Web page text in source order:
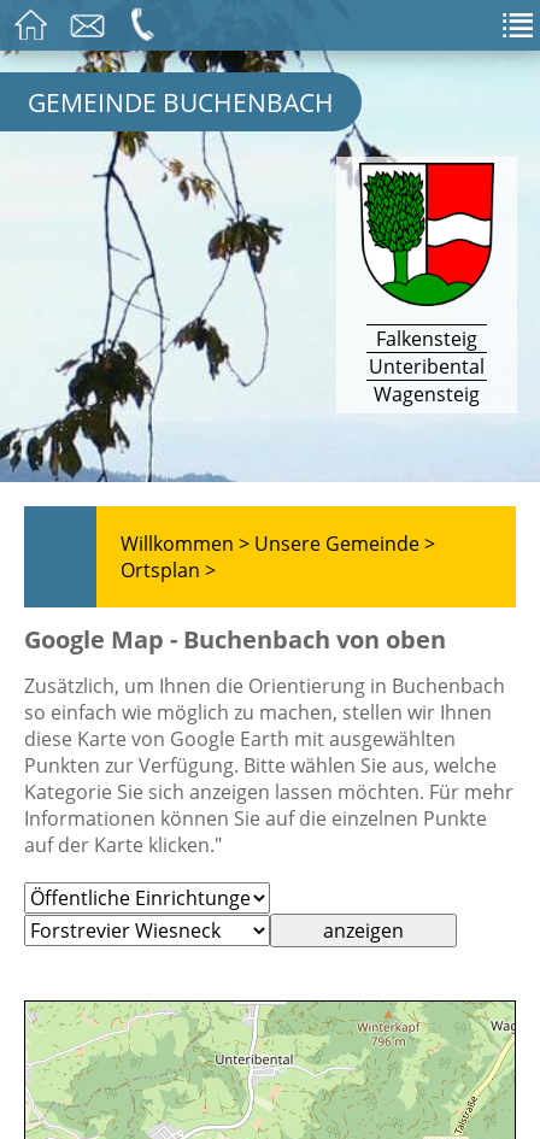
GEMEINDE BUCHENBACH
Falkensteig
Unteribental
Wagensteig
Willkommen > Unsere Gemeinde >
Ortsplan >
Google Map - Buchenbach von oben
Zusätzlich, um Ihnen die Orientierung in Buchenbach
so einfach wie möglich zu machen, stellen wir Ihnen
diese Karte von Google Earth mit ausgewählten
Punkten zur Verfügung. Bitte wählen Sie aus, welche
Kategorie Sie sich anzeigen lassen möchten. Für mehr
Informationen können Sie auf die einzelnen Punkte
auf der Karte klicken."